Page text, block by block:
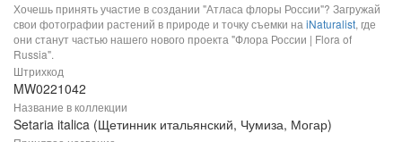
Хочешь принять участие в создании "Атласа флоры России"? Загружай
свои фотографии растений в природе и точку съемки на iNaturalist, где
они станут частью нашего нового проекта "Флора России | Flora of
Russia".
Штрихкод
MW0221042
Название в коллекции
Setaria italica (Щетинник итальянский, Чумиза, Могар)